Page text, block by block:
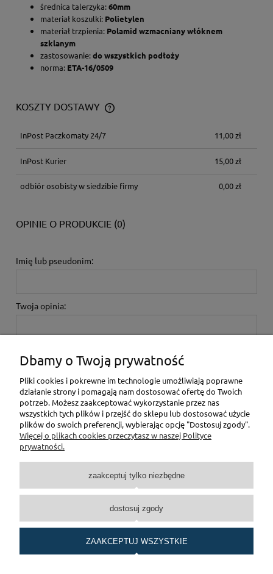
średnica talerzyka:60mm
materiał koszulki: Polietylen
materiał trzpienia: Polamid wzmacniany włóknem
szklanym
zastosowanie:do wszystkich podłoży
norma: ETA-16/0509
KOSZTY DOSTAWY
CENA NIE ZAWIERA EWENTUALNYCH KOSZTÓW PŁATNOŚCI
InPost Paczkomaty 24/7 11,00 zł
InPost Kurier 15,00 zł
odbiór osobisty w siedzibie firmy 0,00 zł
OPINIE O PRODUKCIE (0)
Imię lub pseudonim:
Twoja opinia:
wyślij
Pomoc
O nas
Dbamy o Twoją prywatność
Pliki cookies i pokrewne im technologie umożliwiają poprawne
działanie strony i pomagają nam dostosować ofertę do Twoich
potrzeb. Możesz zaakceptować wykorzystanie przez nas
wszystkich tych plików i przejść do sklepu lub dostosować użycie
plików do swoich preferencji, wybierając opcję "Dostosuj zgody".
Więcej o plikach cookies przeczytasz w naszej Polityce
prywatności.
zaakceptuj tylko niezbędne
dostosuj zgody
ZAAKCEPTUJ WSZYSTKIE